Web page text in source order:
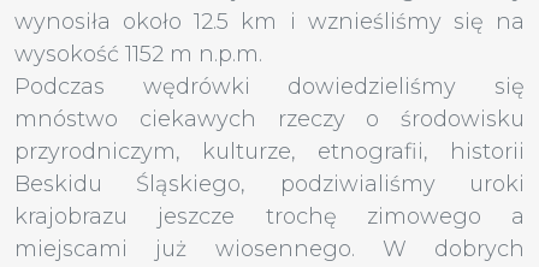
wynosiła około 12.5 km i wznieśliśmy się na
wysokość 1152 m n.p.m.
Podczas wędrówki dowiedzieliśmy się
mnóstwo ciekawych rzeczy o środowisku
przyrodniczym, kulturze, etnografii, historii
Beskidu Śląskiego, podziwialiśmy uroki
krajobrazu jeszcze trochę zimowego a
miejscami już wiosennego. W dobrych